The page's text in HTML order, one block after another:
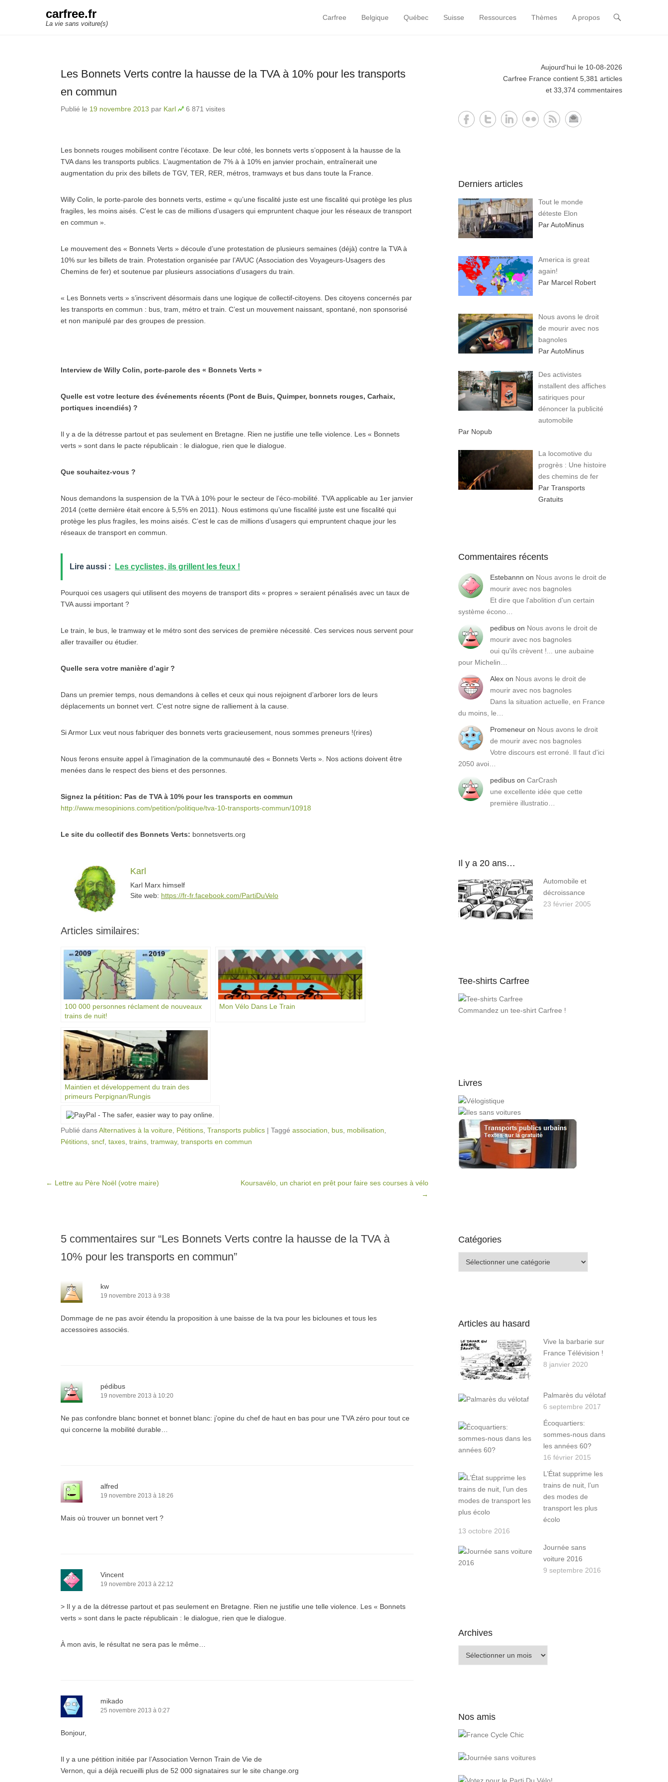
carfree.fr
La vie sans voiture(s)
Primary Menu
Skip to content
Carfree Belgique Québec Suisse Ressources Thèmes A propos
Les Bonnets Verts contre la hausse de la TVA à 10% pour les transports
en commun
Publié le 19 novembre 2013 par Karl 6 871 visites
Les bonnets rouges mobilisent contre l’écotaxe. De leur côté, les bonnets verts s’opposent à la hausse de la
TVA dans les transports publics. L’augmentation de 7% à à 10% en janvier prochain, entraînerait une
augmentation du prix des billets de TGV, TER, RER, métros, tramways et bus dans toute la France.
Willy Colin, le porte-parole des bonnets verts, estime « qu’une fiscalité juste est une fiscalité qui protège les plus
fragiles, les moins aisés. C’est le cas de millions d’usagers qui empruntent chaque jour les réseaux de transport
en commun ».
Le mouvement des « Bonnets Verts » découle d’une protestation de plusieurs semaines (déjà) contre la TVA à
10% sur les billets de train. Protestation organisée par l’AVUC (Association des Voyageurs-Usagers des
Chemins de fer) et soutenue par plusieurs associations d’usagers du train.
« Les Bonnets verts » s’inscrivent désormais dans une logique de collectif-citoyens. Des citoyens concernés par
les transports en commun : bus, tram, métro et train. C’est un mouvement naissant, spontané, non sponsorisé
et non manipulé par des groupes de pression.
Interview de Willy Colin, porte-parole des « Bonnets Verts »
Quelle est votre lecture des événements récents (Pont de Buis, Quimper, bonnets rouges, Carhaix,
portiques incendiés) ?
Il y a de la détresse partout et pas seulement en Bretagne. Rien ne justifie une telle violence. Les « Bonnets
verts » sont dans le pacte républicain : le dialogue, rien que le dialogue.
Que souhaitez-vous ?
Nous demandons la suspension de la TVA à 10% pour le secteur de l’éco-mobilité. TVA applicable au 1er janvier
2014 (cette dernière était encore à 5,5% en 2011). Nous estimons qu’une fiscalité juste est une fiscalité qui
protège les plus fragiles, les moins aisés. C’est le cas de millions d’usagers qui empruntent chaque jour les
réseaux de transport en commun.
Lire aussi : Les cyclistes, ils grillent les feux !
Pourquoi ces usagers qui utilisent des moyens de transport dits « propres » seraient pénalisés avec un taux de
TVA aussi important ?
Le train, le bus, le tramway et le métro sont des services de première nécessité. Ces services nous servent pour
aller travailler ou étudier.
Quelle sera votre manière d’agir ?
Dans un premier temps, nous demandons à celles et ceux qui nous rejoignent d’arborer lors de leurs
déplacements un bonnet vert. C’est notre signe de ralliement à la cause.
Si Armor Lux veut nous fabriquer des bonnets verts gracieusement, nous sommes preneurs !(rires)
Nous ferons ensuite appel à l’imagination de la communauté des « Bonnets Verts ». Nos actions doivent être
menées dans le respect des biens et des personnes.
Signez la pétition: Pas de TVA à 10% pour les transports en commun
http://www.mesopinions.com/petition/politique/tva-10-transports-commun/10918
Le site du collectif des Bonnets Verts: bonnetsverts.org
Karl
Karl Marx himself
Site web: https://fr-fr.facebook.com/PartiDuVelo
Articles similaires:
100 000 personnes réclament de nouveaux
trains de nuit!
Mon Vélo Dans Le Train
Maintien et développement du train des
primeurs Perpignan/Rungis
Publié dansAlternatives à la voiture Pétitions Transports publics | Taggé association bus mobilisation
Pétitions sncf taxes trains tramway, transports en commun
Post navigation
← Lettre au Père Noël (votre maire)
Koursavélo, un chariot en prêt pour faire ses courses à vélo
→
5 commentaires sur “Les Bonnets Verts contre la hausse de la TVA à
10% pour les transports en commun”
kw
19 novembre 2013 à 9:38
Dommage de ne pas avoir étendu la proposition à une baisse de la tva pour les biclounes et tous les
accessoires associés.
pédibus
19 novembre 2013 à 10:20
Ne pas confondre blanc bonnet et bonnet blanc: j’opine du chef de haut en bas pour une TVA zéro pour tout ce
qui concerne la mobilité durable…
alfred
19 novembre 2013 à 18:26
Mais où trouver un bonnet vert ?
Vincent
19 novembre 2013 à 22:12
> Il y a de la détresse partout et pas seulement en Bretagne. Rien ne justifie une telle violence. Les « Bonnets
verts » sont dans le pacte républicain : le dialogue, rien que le dialogue.
À mon avis, le résultat ne sera pas le même…
mikado
25 novembre 2013 à 0:27
Bonjour,
Il y a une pétition initiée par l’Association Vernon Train de Vie de
Vernon, qui a déjà recueilli plus de 52 000 signataires sur le site change.org
Aujourd'hui le 10-08-2026
Carfree France contient 5,381 articles
et 33,374 commentaires
Derniers articles
Tout le monde
déteste Elon
Par AutoMinus
America is great
again!
Par Marcel Robert
Nous avons le droit
de mourir avec nos
bagnoles
Par AutoMinus
Des activistes
installent des affiches
satiriques pour
dénoncer la publicité
automobile
Par Nopub
La locomotive du
progrès : Une histoire
des chemins de fer
Par Transports
Gratuits
Commentaires récents
Estebannn on Nous avons le droit de
mourir avec nos bagnoles
Et dire que l'abolition d'un certain
système écono…
pedibus on Nous avons le droit de
mourir avec nos bagnoles
oui qu'ils crèvent !... une aubaine
pour Michelin…
Alex on Nous avons le droit de
mourir avec nos bagnoles
Dans la situation actuelle, en France
du moins, le…
Promeneur on Nous avons le droit
de mourir avec nos bagnoles
Votre discours est erroné. Il faut d'ici
2050 avoi…
pedibus on CarCrash
une excellente idée que cette
première illustratio…
Il y a 20 ans…
Automobile et
décroissance
23 février 2005
Tee-shirts Carfree
Commandez un tee-shirt Carfree !
Livres
Catégories
Articles au hasard
Vive la barbarie sur
France Télévision !
8 janvier 2020
Palmarès du vélotaf
6 septembre 2017
Écoquartiers:
sommes-nous dans
les années 60?
16 février 2015
L’État supprime les
trains de nuit, l’un
des modes de
transport les plus
écolo
13 octobre 2016
Journée sans
voiture 2016
9 septembre 2016
Archives
Nos amis